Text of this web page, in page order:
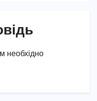
необхідно